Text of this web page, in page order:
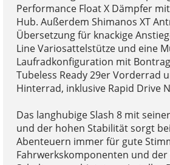
Performance Float X Dämpfer
Hub. Außerdem Shimanos XT
Übersetzung für knackige
Line Variosattelstütze und eine
Laufradkonfiguration mit
Tubeless Ready 29er Vorderrad
Hinterrad, inklusive Rapid Drive
Das langhubige Slash 8 mit
und der hohen Stabilität sorgt
Abenteuern immer für gute
Fahrwerkskomponenten und der